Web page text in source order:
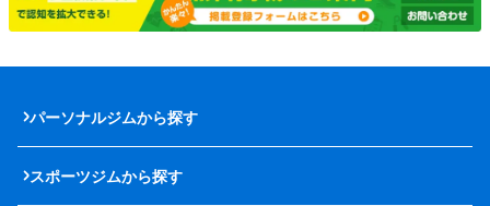
パーソナルジムから探す
スポーツジムから探す